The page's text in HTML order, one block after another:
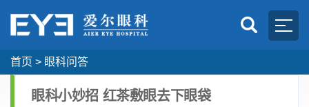
首页 > 眼科问答
眼科小妙招 红茶敷眼去下眼袋